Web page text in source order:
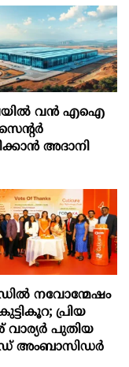
വന്‍ എഐ
അദാനി
നവോന്മേഷം
പ്രിയ
വാര്യർ പുതിയ
അംബാസിഡർ